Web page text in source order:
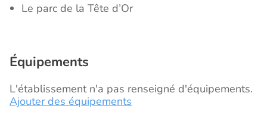
Le parc de la Tête d’Or
Équipements
L'établissement n'a pas renseigné d'équipements.
Ajouter des équipements